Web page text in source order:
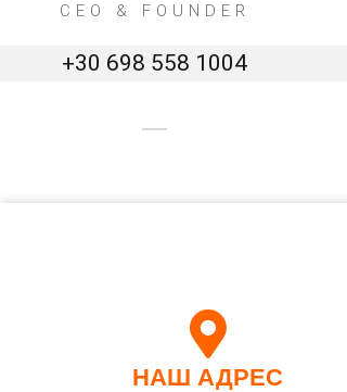
CEO & FOUNDER
+30 698 558 1004
НАШ АДРЕС